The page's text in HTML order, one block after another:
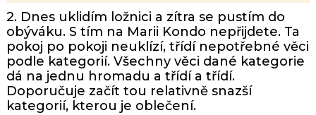
2. Dnes uklidím ložnici a zítra se pustím do
obýváku. S tím na Marii Kondo nepřijdete. Ta
pokoj po pokoji neuklízí, třídí nepotřebné věci
podle kategorií. Všechny věci dané kategorie
dá na jednu hromadu a třídí a třídí.
Doporučuje začít tou relativně snazší
kategorií, kterou je oblečení.